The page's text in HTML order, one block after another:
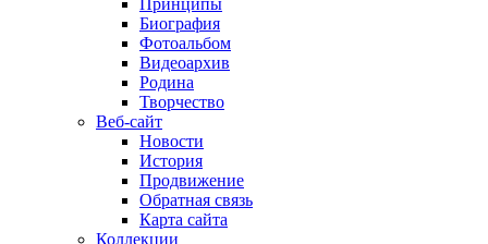
Биография
Фотоальбом
Видеоархив
Родина
Творчество
Веб-сайт
Новости
История
Продвижение
Обратная связь
Карта сайта
Коллекции